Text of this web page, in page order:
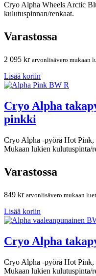
Cryo Alpha Wheels Arctic
kulutuspinnan/renkaat.
Varastossa
2 095 kr arvonlisävero mukaan
Lisää koriin
Cryo Alpha
pinkki
Cryo Alpha -pyörä Hot Pink,
Mukaan lukien kulutuspinta/
Varastossa
849 kr arvonlisävero mukaan
Lisää koriin
Cryo Alpha
Cryo Alpha -pyörä Hot Pink,
Mukaan lukien kulutuspinta/